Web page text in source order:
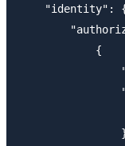
"identity":
            {